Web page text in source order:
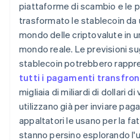
piattaforme di scambio e le
trasformato le stablecoin
mondo delle criptovalute in
mondo reale. Le previsioni
stablecoin potrebbero
tutti i pagamenti
migliaia di miliardi di dollari
utilizzano già per inviare
appaltatori le usano per la
stanno persino esplorando